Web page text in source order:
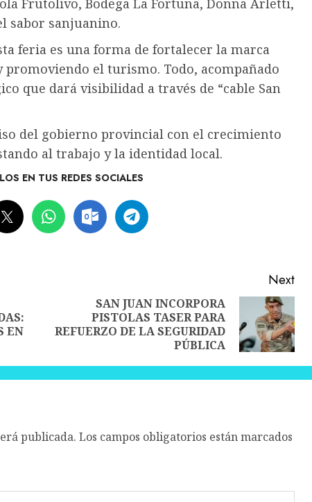
Frutolivo, Bodega La Fortuna, Donna Arletti,
sabor sanjuanino.
feria es una forma de fortalecer la marca
el turismo. Todo, acompañado
que dará visibilidad a través de “cable San
del gobierno provincial con el crecimiento
al trabajo y la identidad local.
EN TUS REDES SOCIALES
Previous
post:
EN
Next
post:
SAN JUAN INCORPORA
PISTOLAS TASER PARA
REFUERZO DE LA SEGURIDAD
PÚBLICA
publicada. Los campos obligatorios están marcados